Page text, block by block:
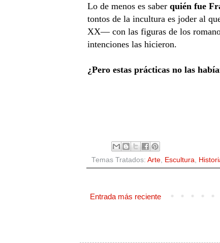
Lo de menos es saber quién fue
tontos de la incultura es joder al
XX— con las figuras de los
intenciones las hicieron.
¿Pero estas prácticas no las
Temas Tratados: Arte, Escultura
Entrada más reciente